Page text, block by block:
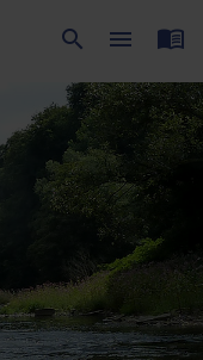
menu_book
search
Suche
menu
Menü